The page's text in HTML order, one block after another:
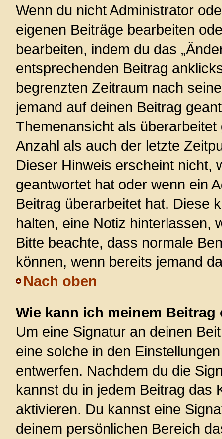
Wenn du nicht Administrator
eigenen Beiträge bearbeiten
bearbeiten, indem du das
entsprechenden Beitrag
begrenzten Zeitraum nach
jemand auf deinen Beitrag
Themenansicht als
Anzahl als auch der letzte
Dieser Hinweis erscheint nicht,
geantwortet hat oder wenn ein
Beitrag überarbeitet hat. Diese
halten, eine Notiz hinterlassen,
Bitte beachte, dass normale
können, wenn bereits jemand
Nach oben
Wie kann ich meinem
Um eine Signatur an deinen
eine solche in den
entwerfen. Nachdem du die
kannst du in jedem Beitrag das
aktivieren. Du kannst eine
deinem persönlichen Bereich